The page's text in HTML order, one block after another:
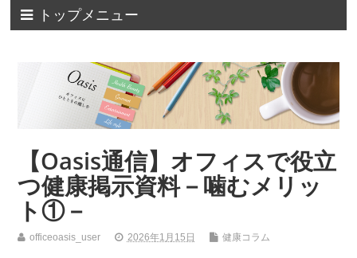
トップメニュー
【Oasis通信】オフィスで役立
つ健康掲示資料－噛むメリッ
ト①－
officeoasis_user 2026年1月15日 健康コラム